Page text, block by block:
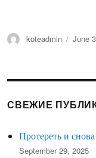
Author
koteadmin June
СВЕЖИЕ
Протереть и
September 29, 2025